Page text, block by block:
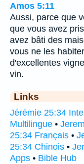
Amos 5:11
Aussi, parce que
que vous avez
avez bâti des
vous ne les
d'excellentes
vin.
Links
Jérémie 25:34
Multilingue •
25:34 Français •
25:34 Chinois •
Apps • Bible Hub